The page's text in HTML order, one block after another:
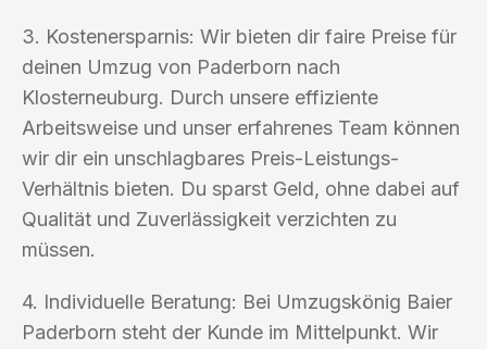
3. Kostenersparnis: Wir bieten dir faire Preise für
deinen Umzug von Paderborn nach
Klosterneuburg. Durch unsere effiziente
Arbeitsweise und unser erfahrenes Team können
wir dir ein unschlagbares Preis-Leistungs-
Verhältnis bieten. Du sparst Geld, ohne dabei auf
Qualität und Zuverlässigkeit verzichten zu
müssen.
4. Individuelle Beratung: Bei Umzugskönig Baier
Paderborn steht der Kunde im Mittelpunkt. Wir